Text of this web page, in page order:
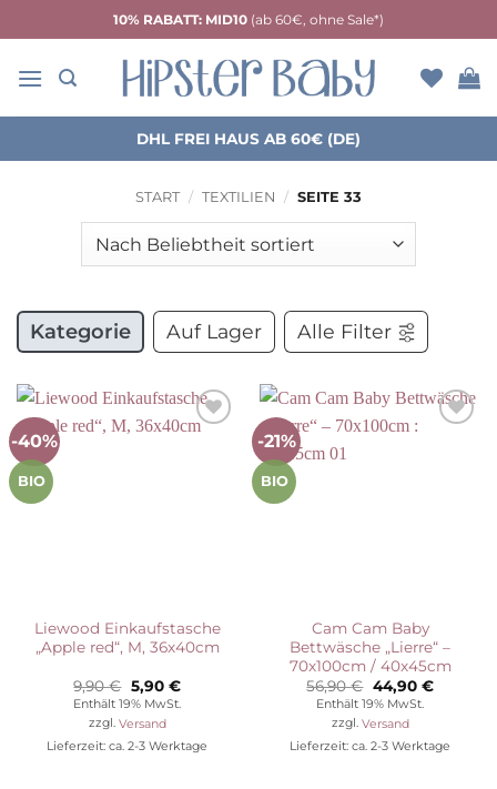
Inhalt
springen
10% RABATT: MID10 (ab 60€, ohne Sale*)
DHL FREI HAUS AB 60€ (DE)
START / TEXTILIEN / SEITE 33
Kategorie Auf Lager Alle Filter
-40%
BIO
Liewood Einkaufstasche
„Apple red“, M, 36x40cm
9,90€ Ursprünglicher
Preis
war:
9,90 €
5,90 €Aktueller
ist:
Enthält 19% MwSt.
zzgl. Versand
Lieferzeit: ca. 2-3 Werktage
-21%
BIO
Cam Cam Baby
Bettwäsche „Lierre“ –
70x100cm / 40x45cm
56,90€ Ursprünglicher
Preis
war:
56,90 €
44,90 €
Enthält 19% MwSt.
zzgl. Versand
Lieferzeit: ca. 2-3 Werktage